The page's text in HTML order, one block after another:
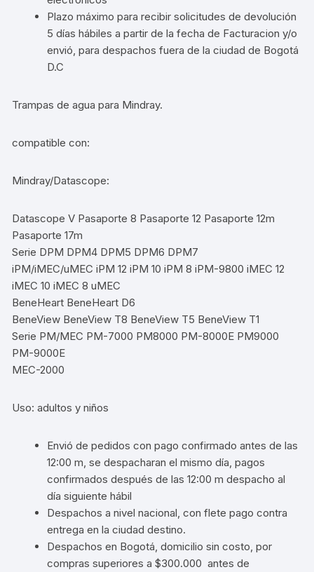
Plazo máximo para recibir solicitudes de devolución
5 días hábiles a partir de la fecha de Facturacion y/o
envió, para despachos fuera de la ciudad de Bogotá
D.C
Trampas de agua para Mindray.
compatible con:
Mindray/Datascope:
Datascope V Pasaporte 8 Pasaporte 12 Pasaporte 12m
Pasaporte 17m
Serie DPM DPM4 DPM5 DPM6 DPM7
iPM/iMEC/uMEC iPM 12 iPM 10 iPM 8 iPM-9800 iMEC 12
iMEC 10 iMEC 8 uMEC
BeneHeart BeneHeart D6
BeneView BeneView T8 BeneView T5 BeneView T1
Serie PM/MEC PM-7000 PM8000 PM-8000E PM9000
PM-9000E
MEC-2000
Uso: adultos y niños
Envió de pedidos con pago confirmado antes de las
12:00 m, se despacharan el mismo día, pagos
confirmados después de las 12:00 m despacho al
día siguiente hábil
Despachos a nivel nacional, con flete pago contra
entrega en la ciudad destino.
Despachos en Bogotá, domicilio sin costo, por
compras superiores a $300.000 antes de